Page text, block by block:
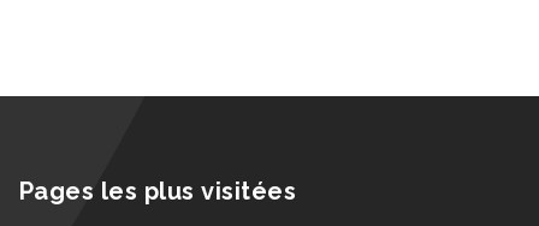
Pages les plus visitées